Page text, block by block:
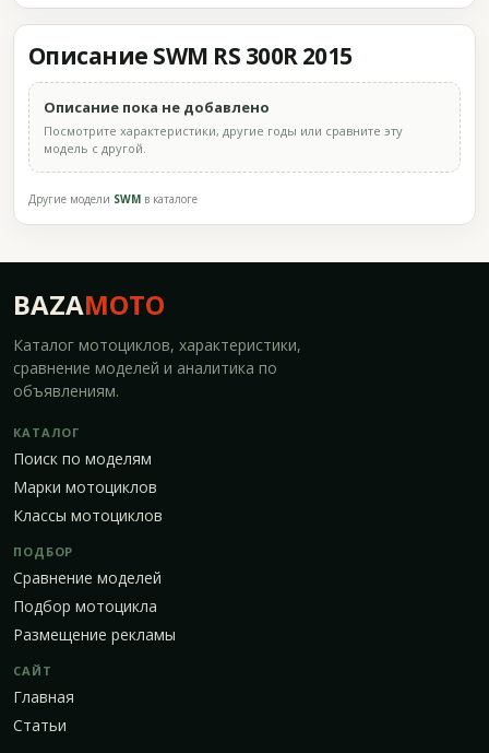
Описание SWM RS 300R 2015
Описание пока не добавлено
Посмотрите характеристики, другие годы или сравните эту
модель с другой.
Другие модели SWM в каталоге
BAZAMOTO
Каталог мотоциклов, характеристики,
сравнение моделей и аналитика по
объявлениям.
КАТАЛОГ
Поиск по моделям
Марки мотоциклов
Классы мотоциклов
ПОДБОР
Сравнение моделей
Подбор мотоцикла
Размещение рекламы
САЙТ
Главная
Статьи